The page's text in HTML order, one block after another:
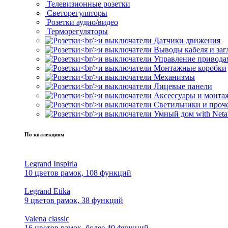
Телевизионные розетки
Светорегуляторы
Розетки аудио/видео
Терморегуляторы
Датчики движения
Выводы кабеля и
Управление
Монтажные коробки
Механизмы
Лицевые панели
Аксессуары и
Светильники и
Умный дом with
По коллекциям
Legrand Inspiria
10 цветов рамок, 108 функций
Legrand Etika
9 цветов рамок, 38 функций
Valena classic